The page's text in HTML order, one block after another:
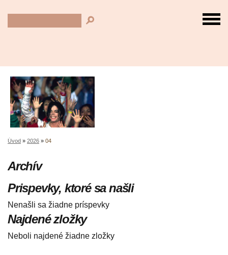
Úvod » 2026 » 04
Archív
Prispevky, ktoré sa našli
Nenašli sa žiadne príspevky
Najdené zložky
Neboli najdené žiadne zložky